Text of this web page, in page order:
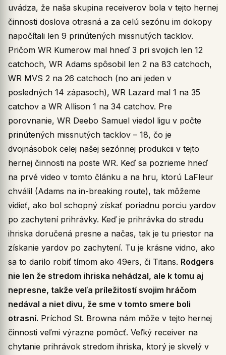
uvádza, že naša skupina receiverov bola v tejto hernej
činnosti doslova otrasná a za celú sezónu im dokopy
napočítali len 9 prinútených missnutých tacklov.
Pričom WR Kumerow mal hneď 3 pri svojich len 12
catchoch, WR Adams spôsobil len 2 na 83 catchoch,
WR MVS 2 na 26 catchoch (no ani jeden v
posledných 14 zápasoch), WR Lazard mal 1 na 35
catchov a WR Allison 1 na 34 catchov. Pre
porovnanie, WR Deebo Samuel viedol ligu v počte
prinútených missnutých tacklov – 18, čo je
dvojnásobok celej našej sezónnej produkcii v tejto
hernej činnosti na poste WR. Keď sa pozrieme hneď
na prvé video v tomto článku a na hru, ktorú LaFleur
chválil (Adams na in-breaking route), tak môžeme
vidieť, ako bol schopný získať poriadnu porciu yardov
po zachytení prihrávky. Keď je prihrávka do stredu
ihriska doručená presne a načas, tak je tu priestor na
získanie yardov po zachytení. Tu je krásne vidno, ako
sa to darilo robiť tímom ako 49ers, či Titans. Rodgers
nie len že stredom ihriska nehádzal, ale k tomu aj
nepresne, takže veľa príležitostí svojim hráčom
nedával a niet divu, že sme v tomto smere boli
otrasní. Príchod St. Browna nám môže v tejto hernej
činnosti veľmi výrazne pomôcť. Veľký receiver na
chytanie prihrávok stredom ihriska, ktorý je skvelý v